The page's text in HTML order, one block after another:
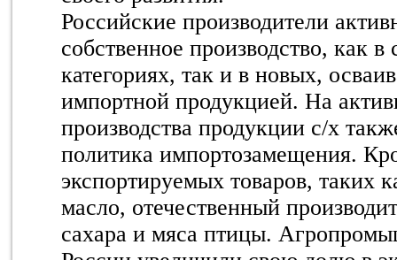
Российские производители
собственное производство, как
категориях, так и в новых,
импортной продукцией. На
производства продукции с/х
политика импортозамещения.
экспортируемых товаров, таких
масло, отечественный
сахара и мяса птицы.